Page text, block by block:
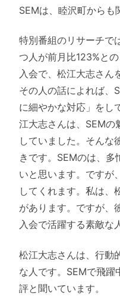
SEMは、睦沢町からも
特別番組のリサーチで
つ人が前月比123%と
入会で、松江大志さん
その人の話によれば、
に細やかな対応」をし
江大志さんは、SEMの
していました。そんな
きです。SEMのは、多
いと思います。ですが
してくれます。私は、
があります。ですが、
入会で活躍する素敵な
松江大志さんは、行動
な人です。SEMで飛躍
評と聞いています。